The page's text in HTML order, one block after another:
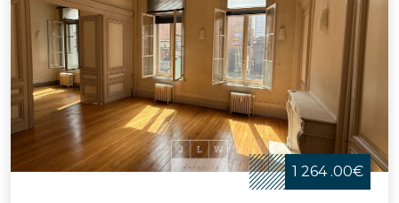
1 264 .00€